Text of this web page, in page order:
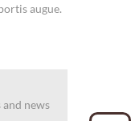
augue.
news